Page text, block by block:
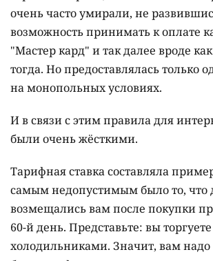
очень часто умирали, не
возможность принимать к оплате
"Мастер кард" и так далее вроде
тогда. Но предоставлялась только
на монопольных условиях.
И в связи с этим правила для
были очень жёсткими.
Тарифная ставка составляла
самым недопустимым было то, что
возмещались вам после покупки
60-й день. Представьте: вы торгуете
холодильниками. Значит, вам